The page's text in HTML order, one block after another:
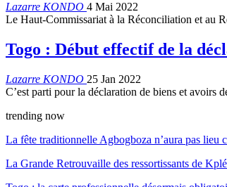
Lazarre KONDO 4 Mai 2022
Le Haut-Commissariat à la Réconciliation et au
Togo : Début effectif de la
Lazarre KONDO 25 Jan 2022
C’est parti pour la déclaration de biens et avoirs
trending now
La fête traditionnelle Agbogboza n’aura pas lieu
La Grande Retrouvaille des ressortissants de